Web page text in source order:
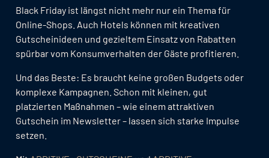
Black Friday ist längst nicht mehr nur ein Thema für
Online-Shops. Auch Hotels können mit kreativen
Gutscheinideen und gezieltem Einsatz von Rabatten
spürbar vom Konsumverhalten der Gäste profitieren.
Und das Beste: Es braucht keine großen Budgets oder
komplexe Kampagnen. Schon mit kleinen, gut
platzierten Maßnahmen – wie einem attraktiven
Gutschein im Newsletter – lassen sich starke Impulse
setzen.